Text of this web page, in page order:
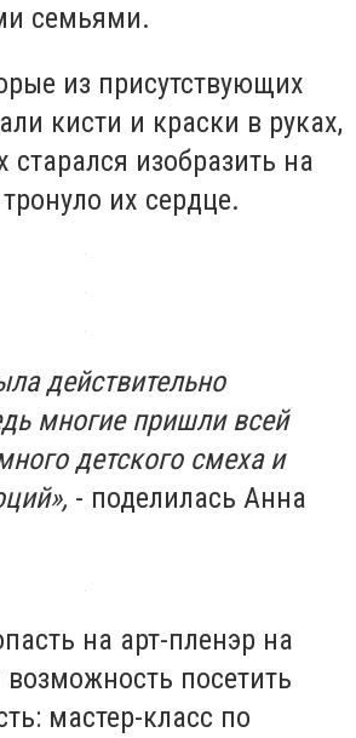
семьями.
из присутствующих
кисти и краски в руках,
изобразить на
их сердце.
действительно
многие пришли всей
детского смеха и
- поделилась Анна
на арт-пленэр на
посетить
мастер-класс по